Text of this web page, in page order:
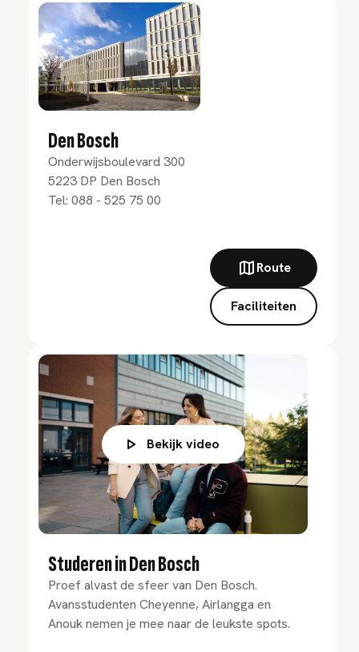
Den Bosch
Onderwijsboulevard 300
5223 DP Den Bosch
Tel: 088 - 525 75 00
Route
Faciliteiten
Bekijk video
Studeren in Den Bosch
Proef alvast de sfeer van Den Bosch.
Avansstudenten Cheyenne, Airlangga en
Anouk nemen je mee naar de leukste spots.